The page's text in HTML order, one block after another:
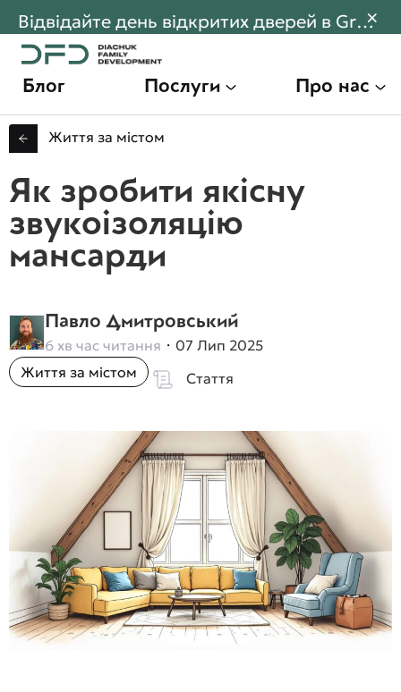
Відвідайте день відкритих дверей в Gran Montaña! Переходьте щоб дізнатися більше
×
Блог Послуги Про нас
Життя за містом
Як зробити якісну
звукоізоляцію
мансарди
Павло Дмитровський
6 хв час читання
07 Лип 2025
Життя за містом
Стаття